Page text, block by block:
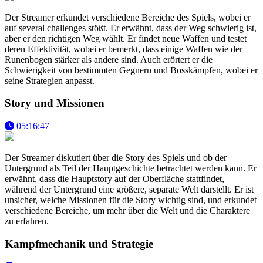
Der Streamer erkundet verschiedene Bereiche des Spiels, wobei er
auf several challenges stößt. Er erwähnt, dass der Weg schwierig ist,
aber er den richtigen Weg wählt. Er findet neue Waffen und testet
deren Effektivität, wobei er bemerkt, dass einige Waffen wie der
Runenbogen stärker als andere sind. Auch erörtert er die
Schwierigkeit von bestimmten Gegnern und Bosskämpfen, wobei er
seine Strategien anpasst.
Story und Missionen
05:16:47
Der Streamer diskutiert über die Story des Spiels und ob der
Untergrund als Teil der Hauptgeschichte betrachtet werden kann. Er
erwähnt, dass die Hauptstory auf der Oberfläche stattfindet,
während der Untergrund eine größere, separate Welt darstellt. Er ist
unsicher, welche Missionen für die Story wichtig sind, und erkundet
verschiedene Bereiche, um mehr über die Welt und die Charaktere
zu erfahren.
Kampfmechanik und Strategie